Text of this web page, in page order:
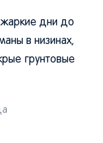
дни до
в низинах,
грунтовые